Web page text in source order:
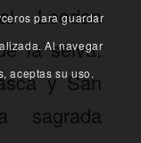
Leodan
la selva.
y San
sagrada
para guardar
Al navegar
aceptas su uso.